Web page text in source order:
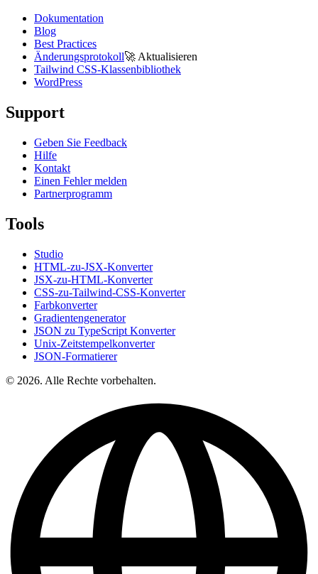
Dokumentation
Blog
Best Practices
Änderungsprotokoll🚀 Aktualisieren
Tailwind CSS-Klassenbibliothek
WordPress
Support
Geben Sie Feedback
Hilfe
Kontakt
Einen Fehler melden
Partnerprogramm
Tools
Studio
HTML-zu-JSX-Konverter
JSX-zu-HTML-Konverter
CSS-zu-Tailwind-CSS-Konverter
Farbkonverter
Gradientengenerator
JSON zu TypeScript Konverter
Unix-Zeitstempelkonverter
JSON-Formatierer
© 2026. Alle Rechte vorbehalten.